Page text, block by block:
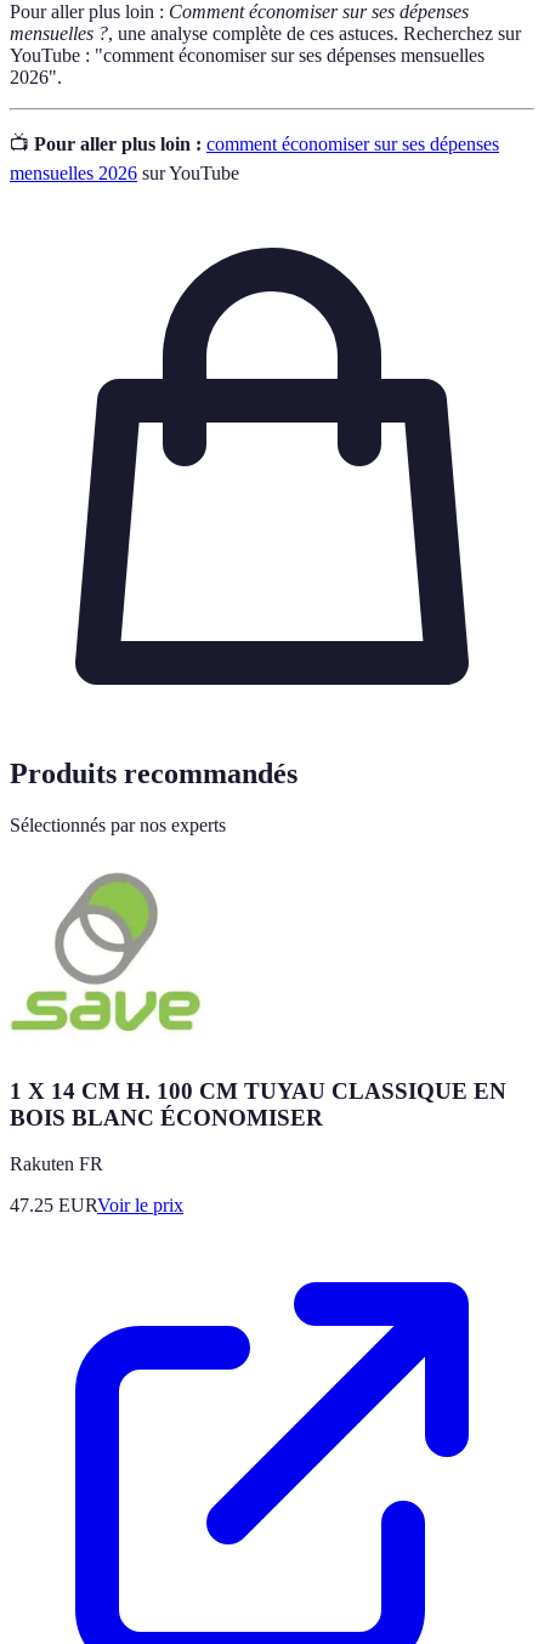
Pour aller plus loin : Comment économiser sur ses dépenses
mensuelles ?, une analyse complète de ces astuces. Recherchez sur
YouTube : "comment économiser sur ses dépenses mensuelles
2026".
📺 Pour aller plus loin : comment économiser sur ses dépenses
mensuelles 2026 sur YouTube
Produits recommandés
Sélectionnés par nos experts
1 X 14 CM H. 100 CM TUYAU CLASSIQUE EN
BOIS BLANC ÉCONOMISER
Rakuten FR
47.25 EURVoir le prix